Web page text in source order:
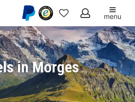
Meine
Favoriten
menu
in Morges